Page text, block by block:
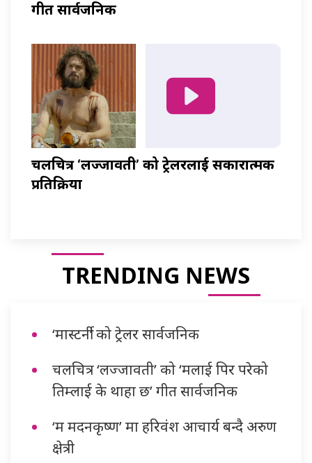
गीत सार्वजनिक
चलचित्र ‘लज्जावती’ को ट्रेलरलाई सकारात्मक
प्रतिक्रिया
TRENDING NEWS
‘मास्टर्नी’ को ट्रेलर सार्वजनिक
चलचित्र ‘लज्जावती’ को ‘मलाई पिर परेको
तिम्लाई के थाहा छ’ गीत सार्वजनिक
‘म मदनकृष्ण’ मा हरिवंश आचार्य बन्दै अरुण
क्षेत्री